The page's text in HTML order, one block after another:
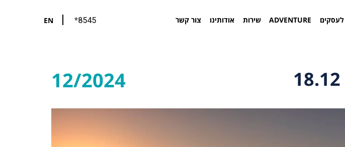
לעסקים ADVENTURE שירות אודותינו צור קשר *8545
EN
12/2024